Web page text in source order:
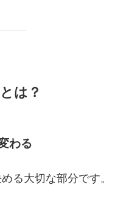
は？
わる
る大切な部分です。